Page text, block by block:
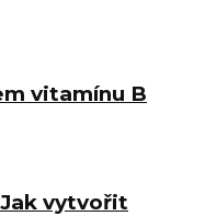
vitamínu B
vytvořit